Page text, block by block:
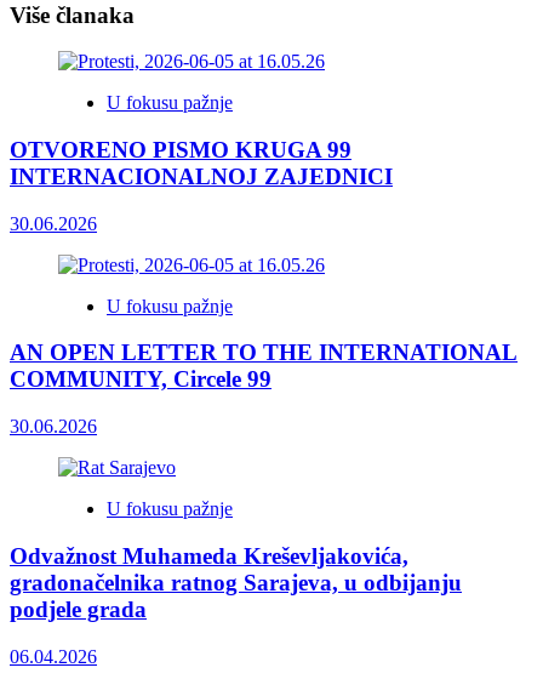
Više članaka
U fokusu pažnje
OTVORENO PISMO KRUGA 99
INTERNACIONALNOJ ZAJEDNICI
30.06.2026
U fokusu pažnje
AN OPEN LETTER TO THE INTERNATIONAL
COMMUNITY, Circele 99
30.06.2026
U fokusu pažnje
Odvažnost Muhameda Kreševljakovića,
gradonačelnika ratnog Sarajeva, u odbijanju
podjele grada
06.04.2026